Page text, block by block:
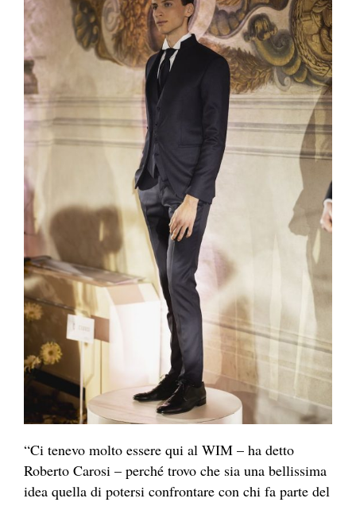
“Ci tenevo molto essere qui al WIM – ha detto
Roberto Carosi – perché trovo che sia una bellissima
idea quella di potersi confrontare con chi fa parte del